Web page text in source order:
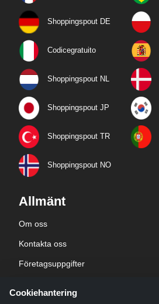
Shoppingspout DE
Codicegratuito
Shoppingspout NL
Shoppingspout JP
Shoppingspout TR
Shoppingspout NO
Allmänt
Om oss
Kontakta oss
Företagsuppgifter
Cookiehantering